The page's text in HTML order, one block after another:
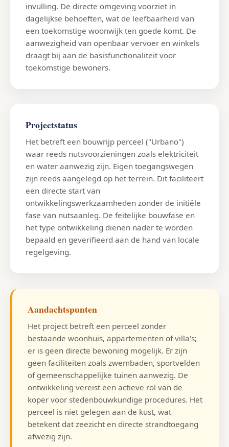
invulling. De directe omgeving voorziet in
dagelijkse behoeften, wat de leefbaarheid van
een toekomstige woonwijk ten goede komt. De
aanwezigheid van openbaar vervoer en winkels
draagt bij aan de basisfunctionaliteit voor
toekomstige bewoners.
Projectstatus
Het betreft een bouwrijp perceel ("Urbano")
waar reeds nutsvoorzieningen zoals elektriciteit
en water aanwezig zijn. Eigen toegangswegen
zijn reeds aangelegd op het terrein. Dit faciliteert
een directe start van
ontwikkelingswerkzaamheden zonder de initiële
fase van nutsaanleg. De feitelijke bouwfase en
het type ontwikkeling dienen nader te worden
bepaald en geverifieerd aan de hand van locale
regelgeving.
Aandachtspunten
Het project betreft een perceel zonder
bestaande woonhuis, appartementen of villa's;
er is geen directe bewoning mogelijk. Er zijn
geen faciliteiten zoals zwembaden, sportvelden
of gemeenschappelijke tuinen aanwezig. De
ontwikkeling vereist een actieve rol van de
koper voor stedenbouwkundige procedures. Het
perceel is niet gelegen aan de kust, wat
betekent dat zeezicht en directe strandtoegang
afwezig zijn.